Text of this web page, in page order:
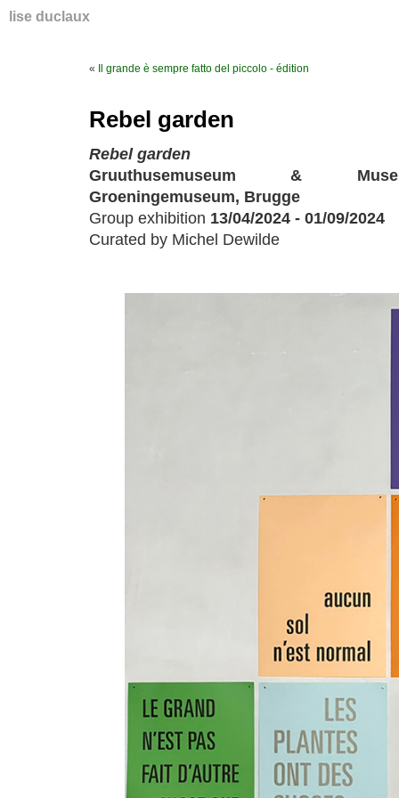
lise duclaux
« Il grande è sempre fatto del piccolo - édition
Rebel garden
Rebel garden
Gruuthusemuseum &
Groeningemuseum, Brugge
Group exhibition 13/04/2024 - 01/09/2024
Curated by Michel Dewilde